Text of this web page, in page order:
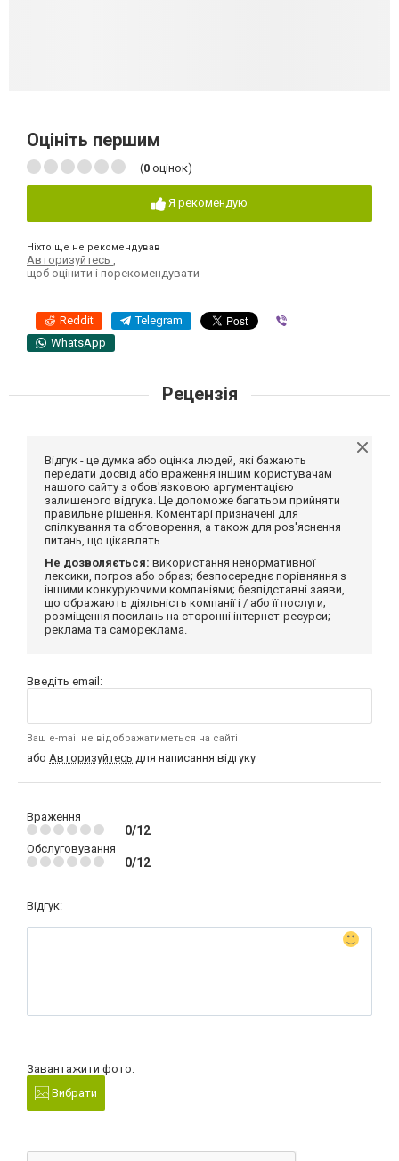
Оцініть першим
(0 оцінок)
Я рекомендую
Ніхто ще не рекомендував
Авторизуйтесь
щоб оцінити і порекомендувати
Reddit Telegram
WhatsApp
Рецензія
Відгук - це думка або оцінка людей, які бажають
передати досвід або враження іншим користувачам
нашого сайту з обов'язковою аргументацією
залишеного відгука. Це допоможе багатьом прийняти
правильне рішення. Коментарі призначені для
спілкування та обговорення, а також для роз'яснення
питань, що цікавлять.
Не дозволяється: використання ненормативної
лексики, погроз або образ; безпосереднє порівняння з
іншими конкуруючими компаніями; безпідставні заяви,
що ображають діяльність компанії і / або її послуги;
розміщення посилань на сторонні інтернет-ресурси;
реклама та самореклама.
Введіть email:
Ваш e-mail не відображатиметься на сайті
або Авторизуйтесь для написання відгуку
Враження
0/12
Обслуговування
0/12
Відгук:
Завантажити фото:
Вибрати